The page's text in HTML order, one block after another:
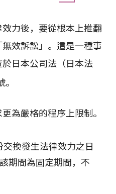
力後，要從根本上推翻
效訴訟」。這是一種事
日本公司法（日本法
。
為嚴格的程序上限制。
換發生法律效力之日
期間為固定期間，不